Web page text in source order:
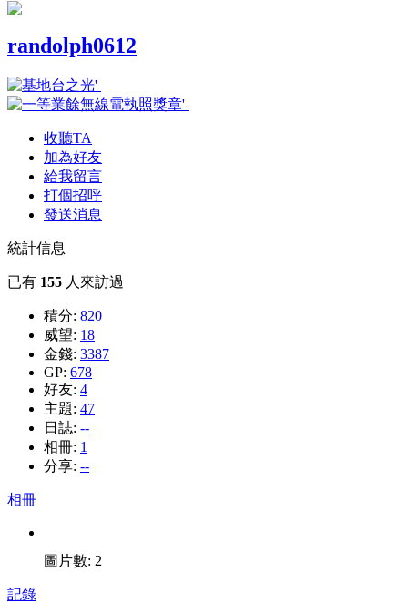
randolph0612
收聽TA
加為好友
給我留言
打個招呼
發送消息
統計信息
已有 155 人來訪過
積分: 820
威望: 18
金錢: 3387
GP: 678
好友: 4
主題: 47
日誌: --
相冊: 1
分享: --
相冊
圖片數: 2
記錄